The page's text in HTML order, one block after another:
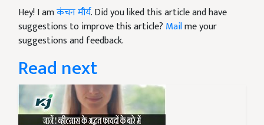
Hey! I amकंचन मौर्य. Did you liked this article and have
suggestions to improve this article? Mailme your
suggestions and feedback.
Read next